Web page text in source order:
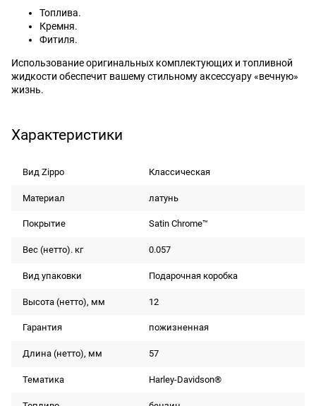
Топлива.
Кремня.
Фитиля.
Использование оригинальных комплектующих и топливной
жидкости обеспечит вашему стильному аксессуару «вечную»
жизнь.
Характеристики
Вид Zippo Классическая
Материал латунь
Покрытие Satin Chrome™
Вес (нетто). кг 0.057
Вид упаковки Подарочная коробка
Высота (нетто), мм 12
Гарантия пожизненная
Длина (нетто), мм 57
Тематика Harley-Davidson®